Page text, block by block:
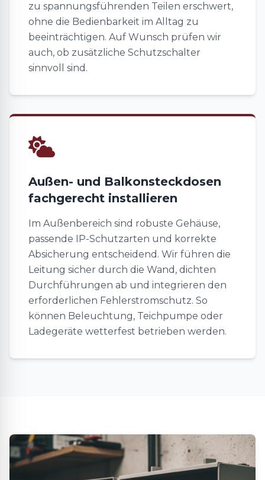
zu spannungsführenden Teilen erschwert,
ohne die Bedienbarkeit im Alltag zu
beeinträchtigen. Auf Wunsch prüfen wir
auch, ob zusätzliche Schutzschalter
sinnvoll sind.
Außen- und Balkonsteckdosen
fachgerecht installieren
Im Außenbereich sind robuste Gehäuse,
passende IP-Schutzarten und korrekte
Absicherung entscheidend. Wir führen die
Leitung sicher durch die Wand, dichten
Durchführungen ab und integrieren den
erforderlichen Fehlerstromschutz. So
können Beleuchtung, Teichpumpe oder
Ladegeräte wetterfest betrieben werden.